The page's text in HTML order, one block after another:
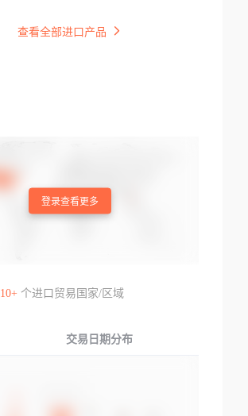
查看全部进口产品
登录查看更多
10+个进口贸易国家/区域
交易日期分布